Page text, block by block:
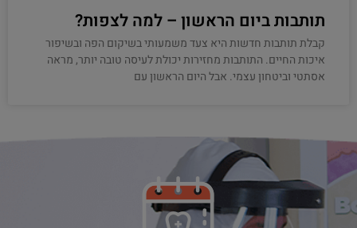
תותבות ביום הראשון – למה לצפות?
קבלת תותבות חדשות היא צעד משמעותי בשיקום הפה ובשיפור
איכות החיים. התותבות מחזירות יכולת לעיסה טובה יותר, מראה
אסתטי וביטחון עצמי. אבל היום הראשון עם